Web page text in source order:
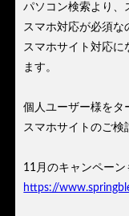
パソコン検索より、
スマホ対応が必須な
スマホサイト対応に
ます。
個人ユーザー様をタ
スマホサイトのご検
11月のキャンペーン
https://